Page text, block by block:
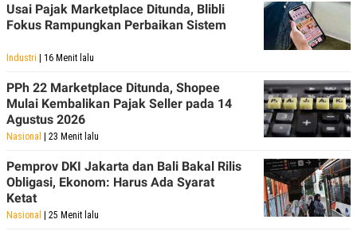
Usai Pajak Marketplace Ditunda, Blibli
Fokus Rampungkan Perbaikan Sistem
Industri | 16 Menit lalu
PPh 22 Marketplace Ditunda, Shopee
Mulai Kembalikan Pajak Seller pada 14
Agustus 2026
Nasional | 23 Menit lalu
Pemprov DKI Jakarta dan Bali Bakal Rilis
Obligasi, Ekonom: Harus Ada Syarat
Ketat
Nasional | 25 Menit lalu